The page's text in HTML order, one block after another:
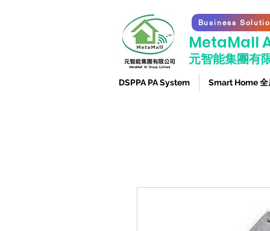
Business
​MetaMall
元智能集團有
DSPPA PA System Smart Home 全